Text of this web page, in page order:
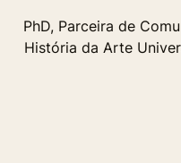
PhD, Parceira de
História da Arte